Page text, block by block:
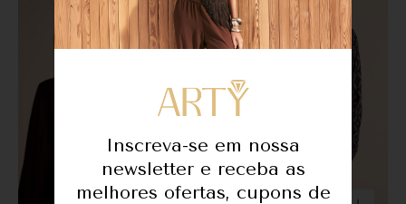
Inscreva-se em nossa
newsletter e receba as
melhores ofertas, cupons de